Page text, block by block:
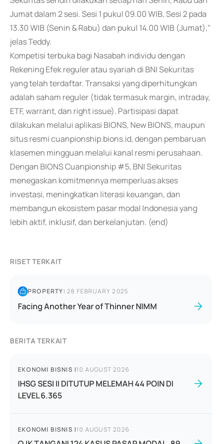
Jumat dalam 2 sesi. Sesi 1 pukul 09.00 WIB, Sesi 2 pada
13.30 WIB (Senin & Rabu) dan pukul 14.00 WIB (Jumat),"
jelas Teddy.
Kompetisi terbuka bagi Nasabah individu dengan
Rekening Efek reguler atau syariah di BNI Sekuritas
yang telah terdaftar. Transaksi yang diperhitungkan
adalah saham reguler (tidak termasuk margin, intraday,
ETF, warrant, dan right issue). Partisipasi dapat
dilakukan melalui aplikasi BIONS, New BIONS, maupun
situs resmi cuanpionship.bions.id, dengan pembaruan
klasemen mingguan melalui kanal resmi perusahaan.
Dengan BIONS Cuanpionship #5, BNI Sekuritas
menegaskan komitmennya memperluas akses
investasi, meningkatkan literasi keuangan, dan
membangun ekosistem pasar modal Indonesia yang
lebih aktif, inklusif, dan berkelanjutan. (end)
RISET TERKAIT
PROPERTY|28 FEBRUARY 2025
Facing Another Year of Thinner NIMM
BERITA TERKAIT
EKONOMI BISNIS |10 AUGUST 2026
IHSG SESI II DITUTUP MELEMAH 44 POIN DI
LEVEL 6.365
EKONOMI BISNIS |10 AUGUST 2026